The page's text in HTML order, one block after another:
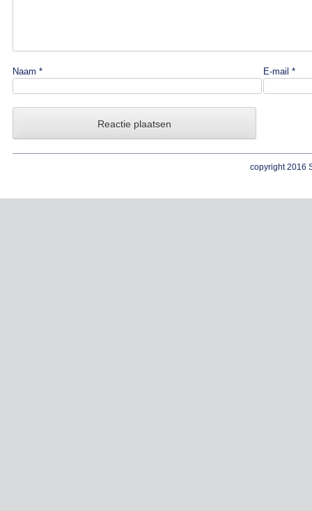
Naam * E-mail *
copyright 2016